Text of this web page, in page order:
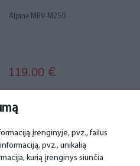
įrenginyje, pvz., failus
pvz., unikalią
kurią įrenginys siunčia
Alpine MRV-M250
119.00 €
5
KONTAKTINIAI DUOMENYS